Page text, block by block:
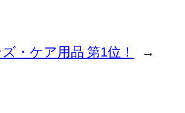
・ケア用品 第1位！ →